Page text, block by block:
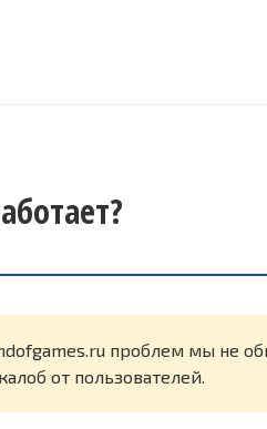
проблем мы не
от пользователей.